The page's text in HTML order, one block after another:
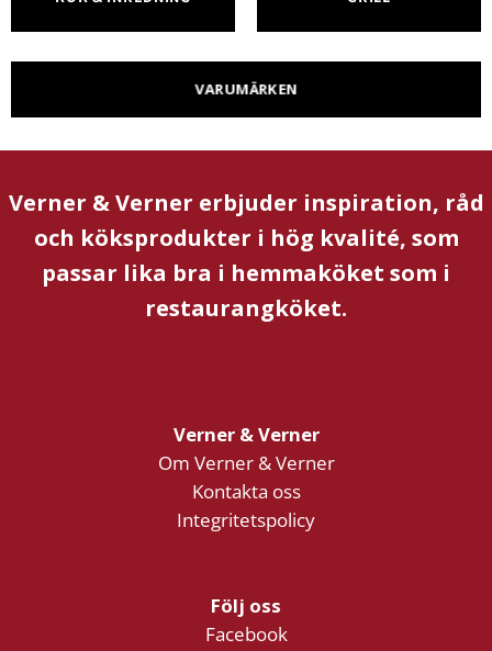
VARUMÄRKEN
Verner & Verner erbjuder inspiration, råd
och köksprodukter i hög kvalité, som
passar lika bra i hemmaköket som i
restaurangköket.
Verner & Verner
Om Verner & Verner
Kontakta oss
Integritetspolicy
Följ oss
Facebook